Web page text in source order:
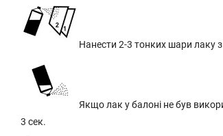
Нанести 2-3 тонких шари лаку
Якщо лак у балоні не був
3 сек.